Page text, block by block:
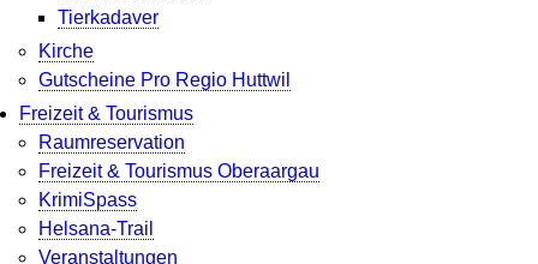
Tierkadaver
Kirche
Gutscheine Pro Regio Huttwil
Freizeit & Tourismus
Raumreservation
Freizeit & Tourismus Oberaargau
KrimiSpass
Helsana-Trail
Veranstaltungen